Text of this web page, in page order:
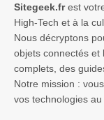
Sitegeek.frest
High-Tech et à la
Nous décryptons
objets connectés et
complets, des
Notre mission :
vos technologies au